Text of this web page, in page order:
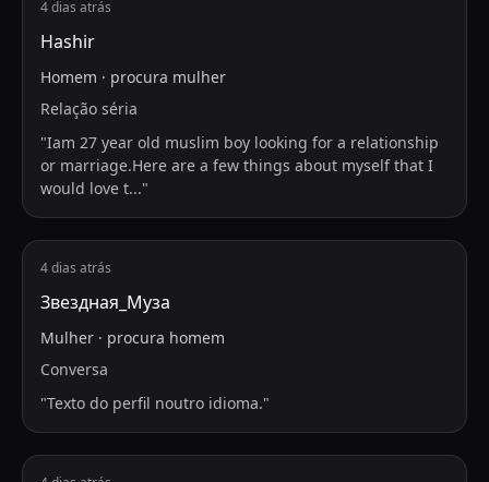
4 dias atrás
Hashir
Homem · procura mulher
Relação séria
"Iam 27 year old muslim boy looking for a relationship
or marriage.Here are a few things about myself that I
would love t..."
4 dias atrás
Звездная_Муза
Mulher · procura homem
Conversa
"Texto do perfil noutro idioma."